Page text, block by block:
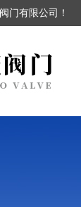
门有限公司！